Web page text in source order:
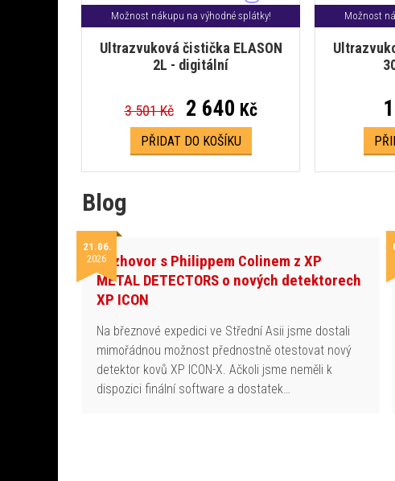
Možnost nákupu na výhodné splátky!
Ultrazvuková čistička ELASON
2L - digitální
3 501 Kč 2 640 Kč
PŘIDAT DO KOŠÍKU
Možnost
Blog
21.06.
2026Rozhovor s Philippem Colinem z XP
METAL DETECTORS o nových detektorech
XP ICON
Na březnové expedici ve Střední Asii jsme dostali
mimořádnou možnost přednostně otestovat nový
detektor kovů XP ICON-X. Ačkoli jsme neměli k
dispozici finální software a dostatek…